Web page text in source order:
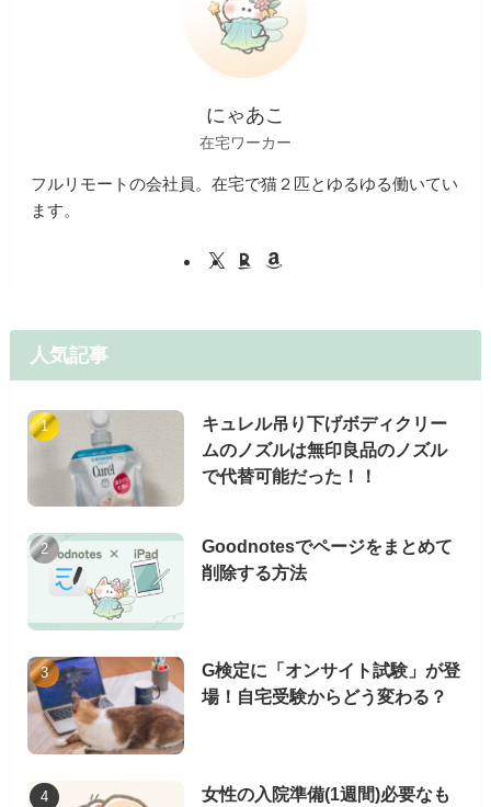
にゃあこ
在宅ワーカー
フルリモートの会社員。在宅で猫２匹とゆるゆる働いてい
ます。
人気記事
キュレル吊り下げボディクリー
ムのノズルは無印良品のノズル
で代替可能だった！！
Goodnotesでページをまとめて
削除する方法
G検定に「オンサイト試験」が登
場！自宅受験からどう変わる？
女性の入院準備(1週間)必要なも